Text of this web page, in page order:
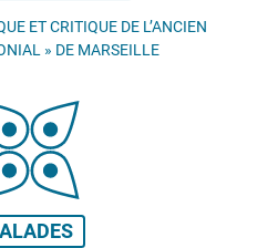
ET CRITIQUE DE L’ANCIEN
» DE MARSEILLE